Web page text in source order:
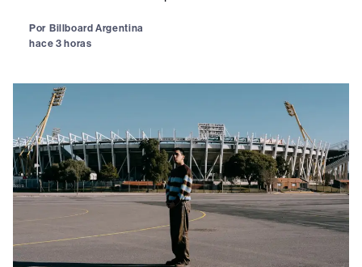
Por Billboard Argentina
hace 3 horas